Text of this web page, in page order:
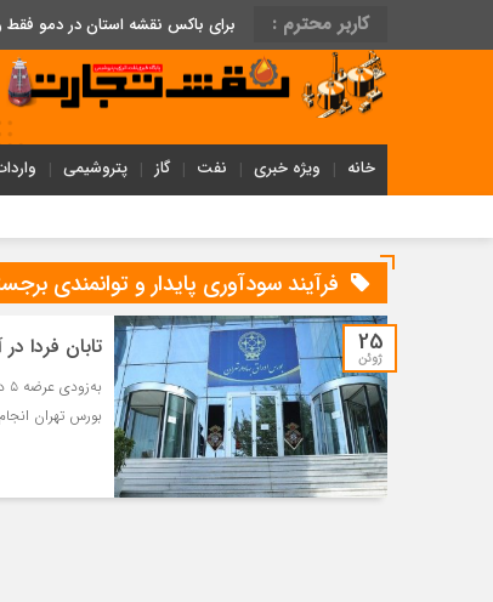
کاربر محترم : برای باکس نقشه استان در دمو
خانه ویژه خبری نفت گاز پتروشیمی
فرآیند سودآوری پایدار و توانمندی
25
ژوئن تابان فردا
بورس تهران